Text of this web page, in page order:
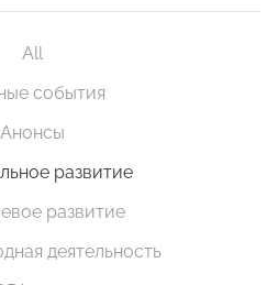
All
события
Анонсы
развитие
развитие
деятельность